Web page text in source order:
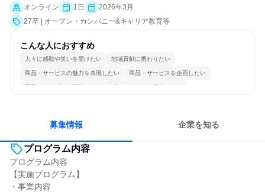
オンライン 1日
2026年3月
27卒 | オープン・カンパニー&キャリア教育等
こんな人におすすめ
人々に感動や笑いを届けたい 地域貢献に携わりたい
商品・サービスの魅力を表現したい 商品・サービスを企画したい
商品・サービスを製作したい プロジェクトを推進したい
募集情報 企業を知る
プログラム内容
プログラム内容
【実施プログラム】
・事業内容